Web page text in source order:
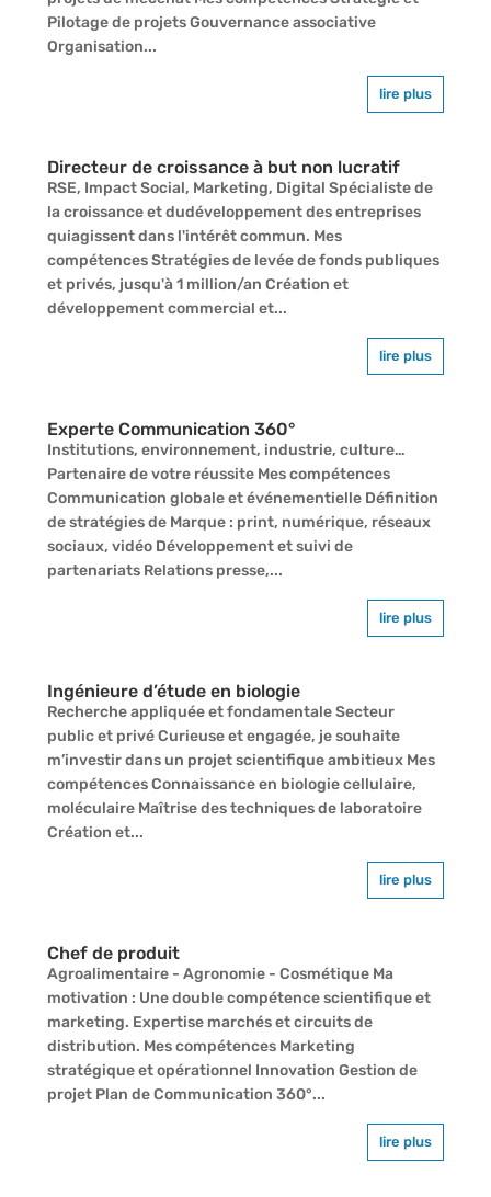
Pilotage de projets Gouvernance associative
Organisation...
lire plus
Directeur de croissance à but non lucratif
RSE, Impact Social, Marketing, Digital Spécialiste de
la croissance et dudéveloppement des entreprises
quiagissent dans l'intérêt commun. Mes
compétences Stratégies de levée de fonds publiques
et privés, jusqu'à 1 million/an Création et
développement commercial et...
lire plus
Experte Communication 360°
Institutions, environnement, industrie, culture…
Partenaire de votre réussite Mes compétences
Communication globale et événementielle Définition
de stratégies de Marque : print, numérique, réseaux
sociaux, vidéo Développement et suivi de
partenariats Relations presse,...
lire plus
Ingénieure d’étude en biologie
Recherche appliquée et fondamentale Secteur
public et privé Curieuse et engagée, je souhaite
m’investir dans un projet scientifique ambitieux Mes
compétences Connaissance en biologie cellulaire,
moléculaire Maîtrise des techniques de laboratoire
Création et...
lire plus
Chef de produit
Agroalimentaire - Agronomie - Cosmétique Ma
motivation : Une double compétence scientifique et
marketing. Expertise marchés et circuits de
distribution. Mes compétences Marketing
stratégique et opérationnel Innovation Gestion de
projet Plan de Communication 360°...
lire plus